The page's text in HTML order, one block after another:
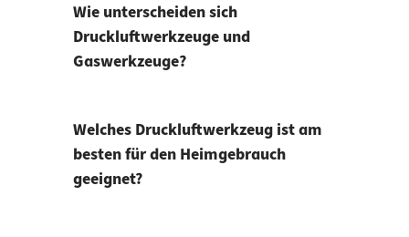
Wie unterscheiden sich
Druckluftwerkzeuge und
Gaswerkzeuge?
Welches Druckluftwerkzeug ist am
besten für den Heimgebrauch
geeignet?